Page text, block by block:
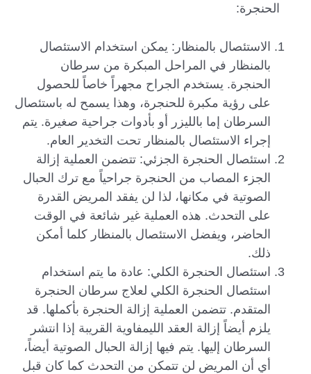
الحنجرة:
الاستئصال بالمنظار: يمكن استخدام الاستئصال
بالمنظار في المراحل المبكرة من سرطان
الحنجرة. يستخدم الجراح مجهراً خاصاً للحصول
على رؤية مكبرة للحنجرة، وهذا يسمح له باستئصال
السرطان إما بالليزر أو بأدوات جراحية صغيرة. يتم
إجراء الاستئصال بالمنظار تحت التخدير العام.
استئصال الحنجرة الجزئي: تتضمن العملية إزالة
الجزء المصاب من الحنجرة جراحياً مع ترك الحبال
الصوتية في مكانها، لذا لن يفقد المريض القدرة
على التحدث. هذه العملية غير شائعة في الوقت
الحاضر، ويفضل الاستئصال بالمنظار كلما أمكن
ذلك.
استئصال الحنجرة الكلي: عادة ما يتم استخدام
استئصال الحنجرة الكلي لعلاج سرطان الحنجرة
المتقدم. تتضمن العملية إزالة الحنجرة بأكملها. قد
يلزم أيضاً إزالة العقد الليمفاوية القريبة إذا انتشر
السرطان إليها. يتم فيها إزالة الحبال الصوتية أيضاً،
أي أن المريض لن تتمكن من التحدث كما كان قبل